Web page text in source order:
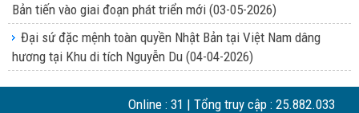
Bản tiến vào giai đoạn phát triển mới (03-05-2026)
Đại sứ đặc mệnh toàn quyền Nhật Bản tại Việt Nam dâng
hương tại Khu di tích Nguyễn Du (04-04-2026)
Online : 31 | Tổng truy cập : 25.882.033